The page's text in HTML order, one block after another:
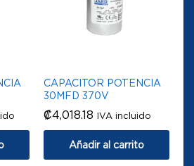
CAPACITOR POTENCIA
30MFD 370V
₡4,018.18 IVA incluido
Añadir al carrito